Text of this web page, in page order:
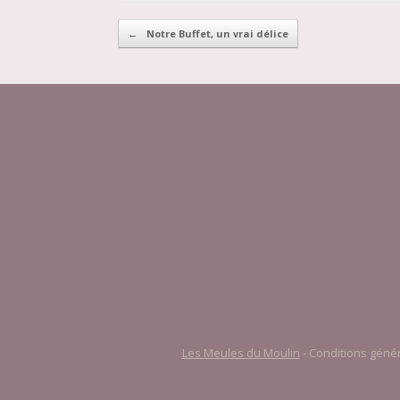
POST NAVIGATION
← Notre Buffet, un vrai délice
Les Meules du Moulin - Conditions